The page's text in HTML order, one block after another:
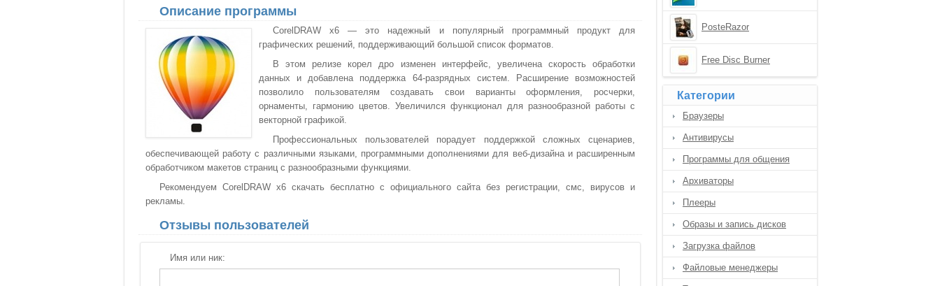
Описание программы
CorelDRAW x6 — это надежный и популярный программный продукт для
графических решений, поддерживающий большой список форматов.
В этом релизе корел дро изменен интерфейс, увеличена скорость обработки
данных и добавлена поддержка 64-разрядных систем. Расширение возможностей
позволило пользователям создавать свои варианты оформления, росчерки,
орнаменты, гармонию цветов. Увеличился функционал для разнообразной работы с
векторной графикой.
Профессиональных пользователей порадует поддержкой сложных сценариев,
обеспечивающей работу с различными языками, программными дополнениями для веб-дизайна и расширенным
обработчиком макетов страниц с разнообразными функциями.
Рекомендуем CorelDRAW x6 скачать бесплатно с официального сайта без регистрации, смс, вирусов и
рекламы.
Отзывы пользователей
Имя или ник:
PosteRazor
Free Disc Burner
Категории
Браузеры
Антивирусы
Программы для общения
Архиваторы
Плееры
Образы и запись дисков
Загрузка файлов
Файловые менеджеры